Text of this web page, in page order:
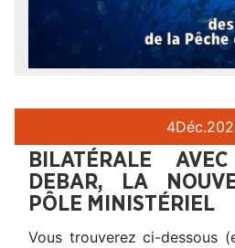
4Déc.
BILATÉRALE
DEBAR, LA
PÔLE MINISTÉRIEL
Vous trouverez ci-dessous